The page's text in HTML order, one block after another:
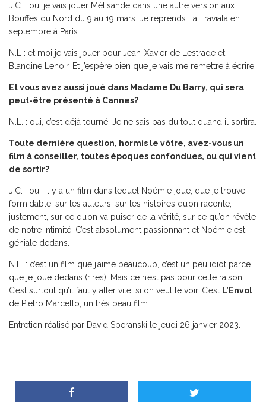
J,C. : oui je vais jouer Mélisande dans une autre version aux
Bouffes du Nord du 9 au 19 mars. Je reprends La Traviata en
septembre à Paris.
N.L : et moi je vais jouer pour Jean-Xavier de Lestrade et
Blandine Lenoir. Et j’espère bien que je vais me remettre à écrire.
Et vous avez aussi joué dans Madame Du Barry, qui sera
peut-être présenté à Cannes?
N.L. : oui, c’est déjà tourné. Je ne sais pas du tout quand il sortira.
Toute dernière question, hormis le vôtre, avez-vous un
film à conseiller, toutes époques confondues, ou qui vient
de sortir?
J,C. : oui, il y a un film dans lequel Noémie joue, que je trouve
formidable, sur les auteurs, sur les histoires qu’on raconte,
justement, sur ce qu’on va puiser de la vérité, sur ce qu’on révèle
de notre intimité. C’est absolument passionnant et Noémie est
géniale dedans.
N.L. : c’est un film que j’aime beaucoup, c’est un peu idiot parce
que je joue dedans (rires)! Mais ce n’est pas pour cette raison.
C’est surtout qu’il faut y aller vite, si on veut le voir. C’est L’Envol
de Pietro Marcello, un très beau film.
Entretien réalisé par David Speranski le jeudi 26 janvier 2023.